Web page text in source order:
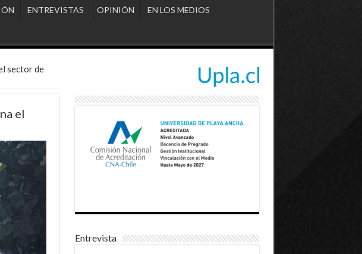
ENTREVISTAS OPINIÓN EN LOS MEDIOS
sector de
el
Entrevista